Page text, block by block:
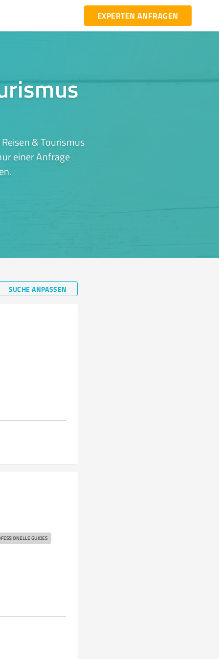
EXPERTEN ANFRAGEN
& Tourismus
einer Anfrage
SUCHE ANPASSEN
GUIDES